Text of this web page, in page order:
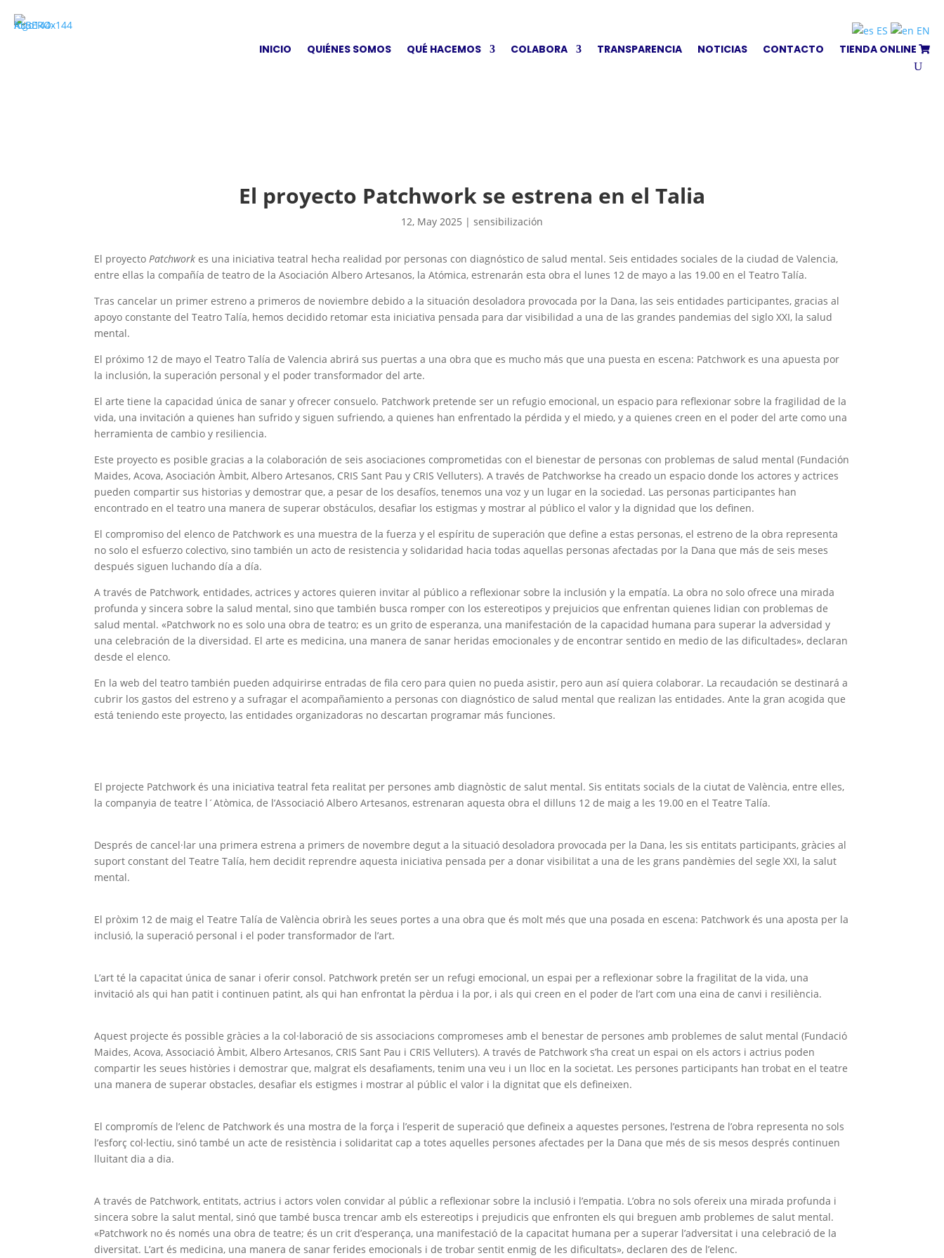
ES EN
INICIO QUIÉNES SOMOS QUÉ HACEMOS COLABORA TRANSPARENCIA NOTICIAS CONTACTO TIENDA ONLINE
El proyecto Patchwork se estrena en el Talia
12, May 2025 | sensibilización
El proyectoPatchwork es una iniciativa teatral hecha realidad por personas con diagnóstico de salud mental. Seis entidades sociales de la ciudad de Valencia,
entre ellas la compañía de teatro de la Asociación Albero Artesanos, la Atómica, estrenarán esta obra el lunes 12 de mayo a las 19.00 en el Teatro Talía.
Tras cancelar un primer estreno a primeros de noviembre debido a la situación desoladora provocada por la Dana, las seis entidades participantes, gracias al
apoyo constante del Teatro Talía, hemos decidido retomar esta iniciativa pensada para dar visibilidad a una de las grandes pandemias del siglo XXI, la salud
mental.
El próximo 12 de mayo el Teatro Talía de Valencia abrirá sus puertas a una obra que es mucho más que una puesta en escena: Patchwork es una apuesta por
la inclusión, la superación personal y el poder transformador del arte.
El arte tiene la capacidad única de sanar y ofrecer consuelo. Patchwork pretende ser un refugio emocional, un espacio para reflexionar sobre la fragilidad de la
vida, una invitación a quienes han sufrido y siguen sufriendo, a quienes han enfrentado la pérdida y el miedo, y a quienes creen en el poder del arte como una
herramienta de cambio y resiliencia.
Este proyecto es posible gracias a la colaboración de seis asociaciones comprometidas con el bienestar de personas con problemas de salud mental (Fundación
Maides, Acova, Asociación Àmbit, Albero Artesanos, CRIS Sant Pau y CRIS Velluters). A través de Patchworkse ha creado un espacio donde los actores y actrices
pueden compartir sus historias y demostrar que, a pesar de los desafíos, tenemos una voz y un lugar en la sociedad. Las personas participantes han
encontrado en el teatro una manera de superar obstáculos, desafiar los estigmas y mostrar al público el valor y la dignidad que los definen.
El compromiso del elenco de Patchwork es una muestra de la fuerza y el espíritu de superación que define a estas personas, el estreno de la obra representa
no solo el esfuerzo colectivo, sino también un acto de resistencia y solidaridad hacia todas aquellas personas afectadas por la Dana que más de seis meses
después siguen luchando día a día.
A través de Patchwork,entidades, actrices y actores quieren invitar al público a reflexionar sobre la inclusión y la empatía. La obra no solo ofrece una mirada
profunda y sincera sobre la salud mental, sino que también busca romper con los estereotipos y prejuicios que enfrentan quienes lidian con problemas de
salud mental. «Patchwork no es solo una obra de teatro; es un grito de esperanza, una manifestación de la capacidad humana para superar la adversidad y
una celebración de la diversidad. El arte es medicina, una manera de sanar heridas emocionales y de encontrar sentido en medio de las dificultades», declaran
desde el elenco.
En la web del teatro también pueden adquirirse entradas de fila cero para quien no pueda asistir, pero aun así quiera colaborar. La recaudación se destinará a
cubrir los gastos del estreno y a sufragar el acompañamiento a personas con diagnóstico de salud mental que realizan las entidades. Ante la gran acogida que
está teniendo este proyecto, las entidades organizadoras no descartan programar más funciones.
El projecte Patchwork és una iniciativa teatral feta realitat per persones amb diagnòstic de salut mental. Sis entitats socials de la ciutat de València, entre elles,
la companyia de teatre l´Atòmica, de l’Associació Albero Artesanos, estrenaran aquesta obra el dilluns 12 de maig a les 19.00 en el Teatre Talía.
Després de cancel·lar una primera estrena a primers de novembre degut a la situació desoladora provocada per la Dana, les sis entitats participants, gràcies al
suport constant del Teatre Talía, hem decidit reprendre aquesta iniciativa pensada per a donar visibilitat a una de les grans pandèmies del segle XXI, la salut
mental.
El pròxim 12 de maig el Teatre Talía de València obrirà les seues portes a una obra que és molt més que una posada en escena: Patchwork és una aposta per la
inclusió, la superació personal i el poder transformador de l’art.
L’art té la capacitat única de sanar i oferir consol. Patchwork pretén ser un refugi emocional, un espai per a reflexionar sobre la fragilitat de la vida, una
invitació als qui han patit i continuen patint, als qui han enfrontat la pèrdua i la por, i als qui creen en el poder de l’art com una eina de canvi i resiliència.
Aquest projecte és possible gràcies a la col·laboració de sis associacions compromeses amb el benestar de persones amb problemes de salut mental (Fundació
Maides, Acova, Associació Àmbit, Albero Artesanos, CRIS Sant Pau i CRIS Velluters). A través de Patchwork s’ha creat un espai on els actors i actrius poden
compartir les seues històries i demostrar que, malgrat els desafiaments, tenim una veu i un lloc en la societat. Les persones participants han trobat en el teatre
una manera de superar obstacles, desafiar els estigmes i mostrar al públic el valor i la dignitat que els defineixen.
El compromís de l’elenc de Patchwork és una mostra de la força i l’esperit de superació que defineix a aquestes persones, l’estrena de l’obra representa no sols
l’esforç col·lectiu, sinó també un acte de resistència i solidaritat cap a totes aquelles persones afectades per la Dana que més de sis mesos després continuen
lluitant dia a dia.
A través de Patchwork, entitats, actrius i actors volen convidar al públic a reflexionar sobre la inclusió i l’empatia. L’obra no sols ofereix una mirada profunda i
sincera sobre la salut mental, sinó que també busca trencar amb els estereotips i prejudicis que enfronten els qui breguen amb problemes de salut mental.
«Patchwork no és només una obra de teatre; és un crit d’esperança, una manifestació de la capacitat humana per a superar l’adversitat i una celebració de la
diversitat. L’art és medicina, una manera de sanar ferides emocionals i de trobar sentit enmig de les dificultats», declaren des de l’elenc.